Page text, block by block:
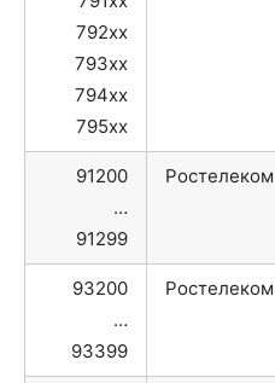
792xx
793xx
794xx
795xx
91200
…
91299
Ростелеком
93200
…
93399
Ростелеком